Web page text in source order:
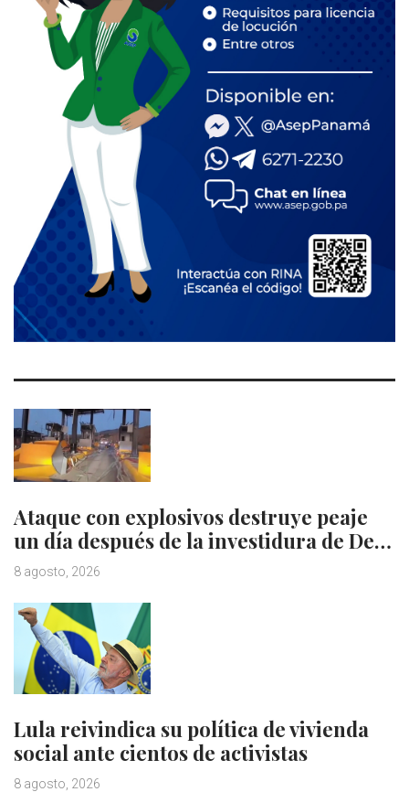
Ataque con explosivos destruye peaje
un día después de la investidura de De…
8 agosto, 2026
Lula reivindica su política de vivienda
social ante cientos de activistas
8 agosto, 2026